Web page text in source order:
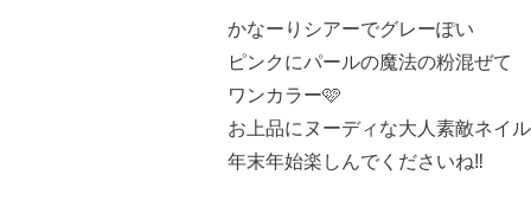
かなーりシアーでグレーぽい
ピンクにパールの魔法の粉混ぜて
ワンカラー🩷
お上品にヌーディな大人素敵ネイ
年末年始楽しんでくださいね‼️